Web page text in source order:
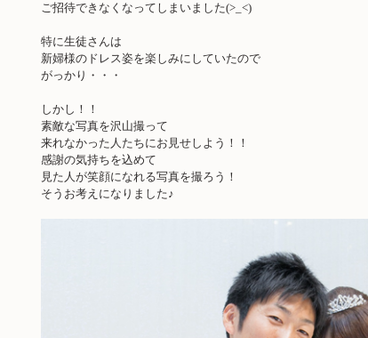
ご招待できなくなってしまいました(>_<)
特に生徒さんは
新婦様のドレス姿を楽しみにしていたので
がっかり・・・
しかし！！
素敵な写真を沢山撮って
来れなかった人たちにお見せしよう！！
感謝の気持ちを込めて
見た人が笑顔になれる写真を撮ろう！
そうお考えになりました♪